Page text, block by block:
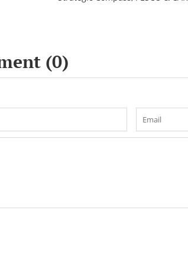
(0)